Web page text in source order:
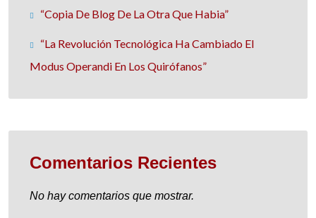
“Copia De Blog De La Otra Que Habia”
“La Revolución Tecnológica Ha Cambiado El
Modus Operandi En Los Quirófanos”
Comentarios Recientes
No hay comentarios que mostrar.